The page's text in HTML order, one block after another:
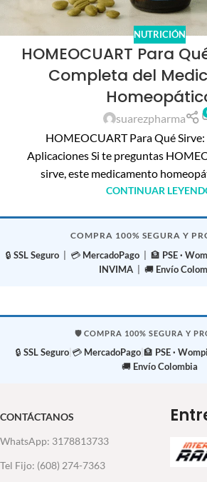
NUTRICIÓN
HOMEOCUART Para
Completa del
suarezpharma
HOMEOCUART Para Qué Sirve:
Aplicaciones Si te preguntas
sirve, este medicamento
CONTINUAR
COMPRA 100% SEGURA Y
🔒 SSL Seguro | 💳 MercadoPago | 🏦 PSE ·
INVIMA| 🚚 Envío
🛡️ COMPRA 100% SEGURA Y
🔒 SSL Seguro 💳 MercadoPago 🏦 PSE · Wompi
🚚 Envío Colombia
CONTÁCTANOS
WhatsApp: 3178813733
Tel Fijo: (608) 274-7363